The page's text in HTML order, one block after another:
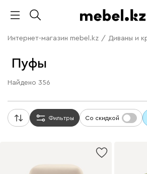
Интернет-магазин mebel.kz / Диваны и
Пуфы
Найдено 356
Фильтры Со скидкой